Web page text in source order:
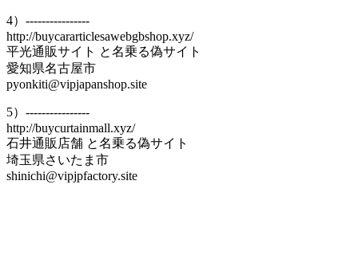
4）----------------
http://buycararticlesawebgbshop.xyz/
平光通販サイト と名乗る偽サイト
愛知県名古屋市
pyonkiti@vipjapanshop.site
5）----------------
http://buycurtainmall.xyz/
石井通販店舗 と名乗る偽サイト
埼玉県さいたま市
shinichi@vipjpfactory.site